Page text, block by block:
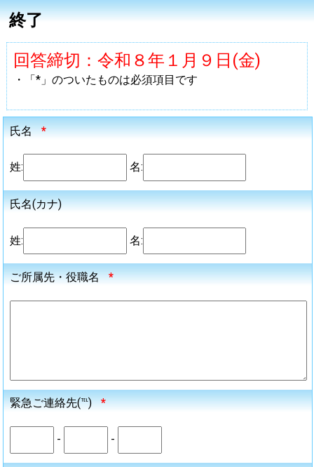
終了
回答締切：令和８年１月９日(金)
・「*」のついたものは必須項目です
氏名 *
姓: 名:
氏名(カナ)
姓: 名:
ご所属先・役職名 *
緊急ご連絡先(℡) *
- -